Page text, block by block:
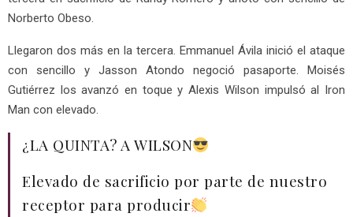
Norberto Obeso.
Llegaron dos más en la tercera. Emmanuel Ávila inició el ataque
con sencillo y Jasson Atondo negoció pasaporte. Moisés
Gutiérrez los avanzó en toque y Alexis Wilson impulsó al Iron
Man con elevado.
¿LA QUINTA? A WILSON
Elevado de sacrificio por parte de nuestro
receptor para producir